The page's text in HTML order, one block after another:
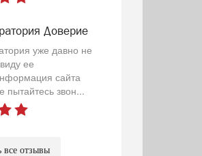
Доверие
уже давно не
ее
сайта
пытайтесь звон...
все отзывы